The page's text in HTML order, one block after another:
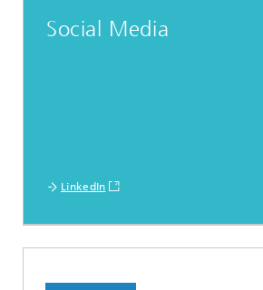
Social Media
LinkedIn